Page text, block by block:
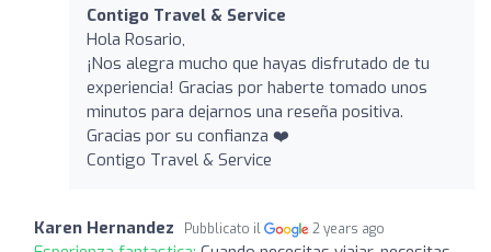
Contigo Travel & Service
Hola Rosario,
¡Nos alegra mucho que hayas disfrutado de tu
experiencia! Gracias por haberte tomado unos
minutos para dejarnos una reseña positiva.
Gracias por su confianza ❤️
Contigo Travel & Service
Karen Hernandez Pubblicato il 2 years ago